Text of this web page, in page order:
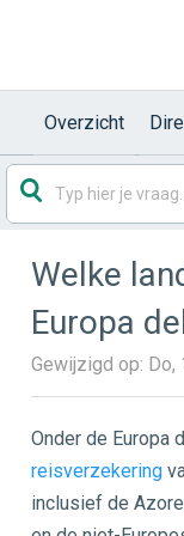
Overzicht
Welke
Europa
Gewijzigd op: Do,
Onder de Europa
reisverzekering
inclusief de